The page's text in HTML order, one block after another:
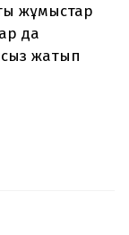
жұмыстар
да
жатып